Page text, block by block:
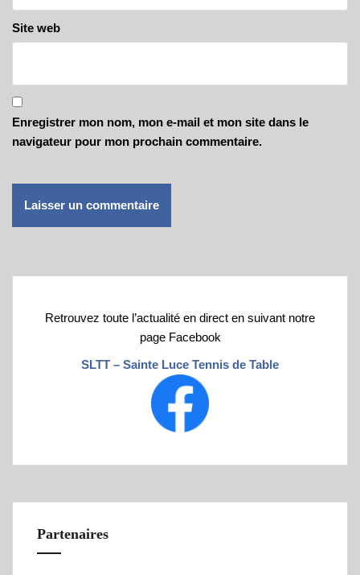
Site web
Enregistrer mon nom, mon e-mail et mon site dans le
navigateur pour mon prochain commentaire.
Retrouvez toute l’actualité en direct en suivant notre
page Facebook
SLTT – Sainte Luce Tennis de Table
Partenaires